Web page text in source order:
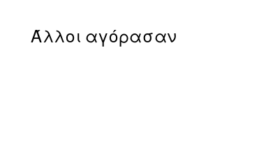
Άλλοι αγόρασαν